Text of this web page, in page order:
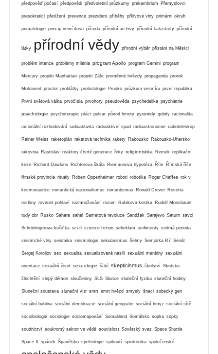
předpověď počasí předpovědi předvolební průzkumy prekambrium Přemyslovci
presokratici přetížení prevence prezident příběhy přílivové vlny primární okruh
primatologie princip neurčitosti příroda přírodní archivy přírodní katastrofy přírodní
látky přírodní vědy přírodní výběr přistání na Měsíci
problém intence problémy milénia program Apollo program Gemini program
Mercury projekt Manhattan projekt Záře proměnné hvězdy propaganda prorok
Mohamed prostor protilátky protistologie Prusko průzkum vesmíru první republika
První světová válka prvočísla prvohory pseudověda psychedelika psychiatrie
psychologie psychoterapie ptáci pulsar původ hmoty pyramidy qubity racionalita
racionální rozhodování radioaktivita radioaktivní spad radioastronomie radioteleskop
Rainer Weiss raketoplán raketová technika rakety Rakousko Rakousko-Uhersko
rakovina Rastislav reaktory čtvrté generace řeky religionistika Remek replikační
krize Richard Dawkins Richterova škála Riemannova hypotéza Řím Římská říše
římské provincie rituály Robert Oppenheimer roboti robotika Roger Chaffee rok v
kosmonautice romantický nacionalismus romantismus Ronald Drever Rosetta
rostliny rovnost pohlaví rozmnožování rozum Rubikova kostka Rudolf Mössbauer
rudý obr Rusko Sahara sahel Sametová revoluce Sandžak Sarajevo Saturn savci
Schrödingerova kočička sci-fi science fiction sebeklam sedimenty sedmá perioda
seismické vlny seismika seismologie sekularismus šelmy Semjorka R7 Senát
Sergej Koroljov sex sexualita sexualizované násilí sexuální menšiny sexuální
orientace sexuální život sexuologie šíité skepticismus školství Skotsko
šlechtění slepý démon sloučeniny SLS Slunce sluneční fyzika sluneční hodiny
Sluneční soustava sluneční vítr smrt smrt hvězd smysly šneci sobecký gen
sociální bublina sociální demokracie sociální geografie sociální hmyz sociální sítě
sociobiologie sociologie sociomapování Somaliland Somálsko sopka sopky
soudnictví soukromý sektor ve vědě souvislost Sovětský svaz Space Shuttle
Space X spánek Španělsko speleologie spiknutí spintronika společenské